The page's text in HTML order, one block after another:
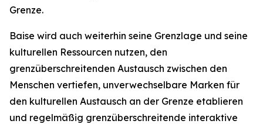
Grenze.
Baise wird auch weiterhin seine Grenzlage und seine
kulturellen Ressourcen nutzen, den
grenzüberschreitenden Austausch zwischen den
Menschen vertiefen, unverwechselbare Marken für
den kulturellen Austausch an der Grenze etablieren
und regelmäßig grenzüberschreitende interaktive